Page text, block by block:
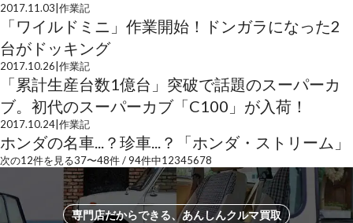
2017.11.03 作業記
「ワイルドミニ」作業開始！ドンガラになった2
台がドッキング
2017.10.26 作業記
「累計生産台数1億台」突破で話題のスーパーカ
ブ。初代のスーパーカブ「C100」が入荷！
2017.10.24 作業記
ホンダの名車...？珍車...？「ホンダ・ストリーム」
次の12件を見る37〜48件 /94件中1 2345678
専門店だからできる、あんしんクルマ買取